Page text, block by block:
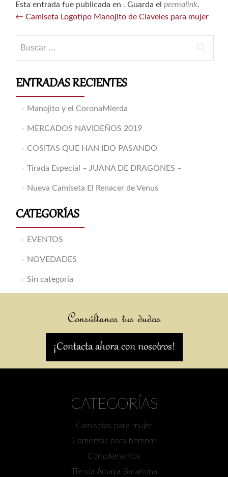
Esta entrada fue publicada en . Guarda el permalink.
Navegación
entradas
← Camiseta Logotipo Manojito de Claveles para mujer
ENTRADAS RECIENTES
Manojito y el CoronaMierda
MERCADOS NAVIDEÑOS 2019
COSITAS QUE HAN IDO PASANDO
Tirada Especial – JUANA DE DRAGONES –
Nueva Camiseta El Renacer de Venus
CATEGORÍAS
EVENTOS
NOVEDADES
Sin categoría
Consúltanos tus dudas
¡Contacta ahora con nosotros!
CATEGORÍAS
Camisetas para mujer
Camisetas para hombre
Complementos
Tienda Amaya Barahona